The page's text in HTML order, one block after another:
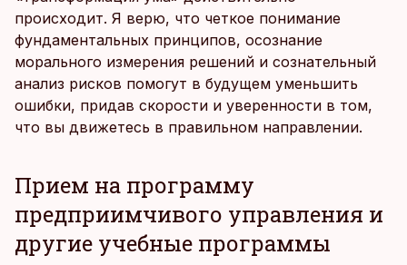
происходит. Я верю, что четкое понимание
фундаментальных принципов, осознание
морального измерения решений и сознательный
анализ рисков помогут в будущем уменьшить
ошибки, придав скорости и уверенности в том,
что вы движетесь в правильном направлении.
Прием на программу
предприимчивого управления и
другие учебные программы